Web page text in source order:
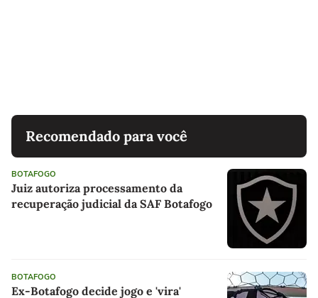
Recomendado para você
BOTAFOGO
Juiz autoriza processamento da
recuperação judicial da SAF Botafogo
BOTAFOGO
Ex-Botafogo decide jogo e 'vira'